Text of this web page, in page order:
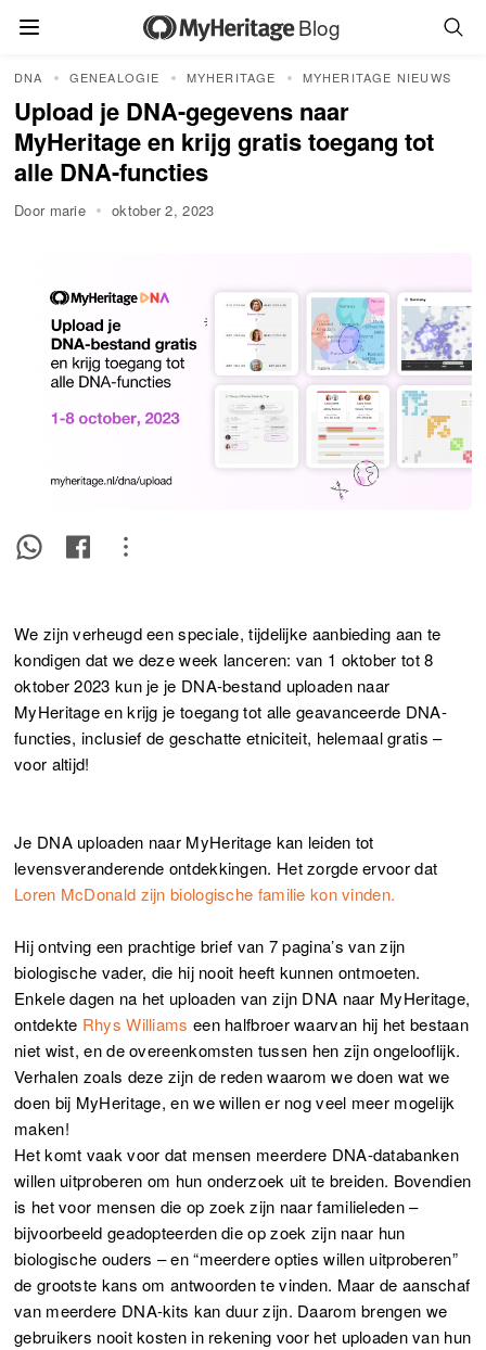
Blog
DNA GENEALOGIE MYHERITAGE MYHERITAGE NIEUWS
Upload je DNA-gegevens naar
MyHeritage en krijg gratis toegang tot
alle DNA-functies
Door marie oktober 2, 2023
We zijn verheugd een speciale, tijdelijke aanbieding aan te
kondigen dat we deze week lanceren: van 1 oktober tot 8
oktober 2023 kun je je DNA-bestand uploaden naar
MyHeritage en krijg je toegang tot alle geavanceerde DNA-
functies, inclusief de geschatte etniciteit, helemaal gratis –
voor altijd!
Je DNA uploaden naar MyHeritage kan leiden tot
levensveranderende ontdekkingen. Het zorgde ervoor dat
Loren McDonald zijn biologische familie kon vinden.
Hij ontving een prachtige brief van 7 pagina’s van zijn
biologische vader, die hij nooit heeft kunnen ontmoeten.
Enkele dagen na het uploaden van zijn DNA naar MyHeritage,
ontdekte Rhys Williams een halfbroer waarvan hij het bestaan
niet wist, en de overeenkomsten tussen hen zijn ongelooflijk.
Verhalen zoals deze zijn de reden waarom we doen wat we
doen bij MyHeritage, en we willen er nog veel meer mogelijk
maken!
Het komt vaak voor dat mensen meerdere DNA-databanken
willen uitproberen om hun onderzoek uit te breiden. Bovendien
is het voor mensen die op zoek zijn naar familieleden –
bijvoorbeeld geadopteerden die op zoek zijn naar hun
biologische ouders – en “meerdere opties willen uitproberen”
de grootste kans om antwoorden te vinden. Maar de aanschaf
van meerdere DNA-kits kan duur zijn. Daarom brengen we
gebruikers nooit kosten in rekening voor het uploaden van hun